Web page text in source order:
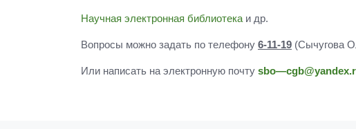
Научная электронная библиотека и др.
Вопросы можно задать по телефону 6-11-19 (Сычугова
Или написать на электронную почту sbo—cgb@yandex.